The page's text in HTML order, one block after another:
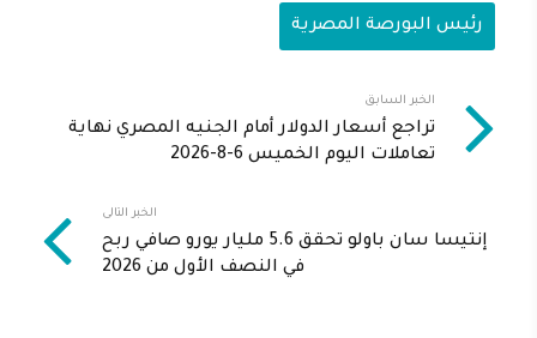
رئيس البورصة المصرية
الخبر السابق
تراجع أسعار الدولار أمام الجنيه المصري نهاية
تعاملات اليوم الخميس 6-8-2026
الخبر التالى
إنتيسا سان باولو تحقق 5.6 مليار يورو صافي ربح
في النصف الأول من 2026